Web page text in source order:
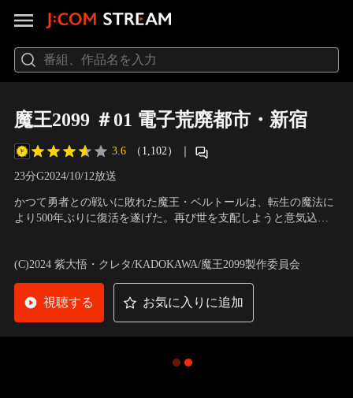
魔王2099 ＃01 電子荒廃都市・新宿
3.6 （1,102） ｜
23分G2024/10/12放送
かつて勇者との戦いに敗れた魔王・ベルトールは、転生の魔法に
より500年ぶりに復活を遂げた。再び世を支配しようと意気込む
(C)2024 紫大悟・クレタ/KADOKAWA/魔王2099製作委員会
視聴する お気に入りに追加